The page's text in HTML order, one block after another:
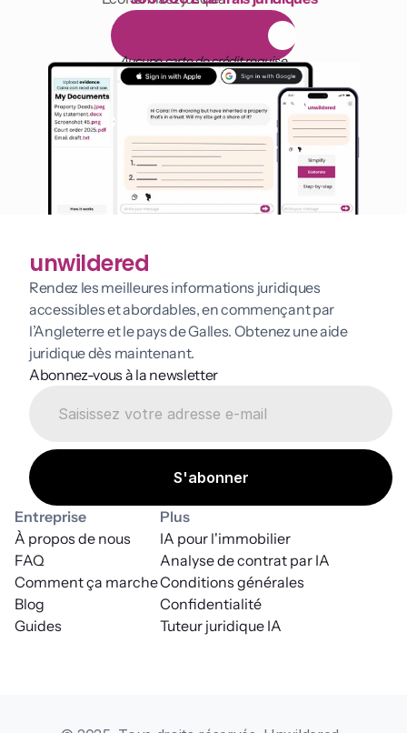
1 000 heures de lecture
E s
Aucune carte de crédit requise
unwildered
Rendez les meilleures informations juridiques
accessibles et abordables, en commençant par
l’Angleterre et le pays de Galles. Obtenez une aide
juridique dès maintenant.
Abonnez-vous à la newsletter
Entreprise
À propos de nous
FAQ
Comment ça marche
Blog
Guides
Plus
Conditions générales
Analyse de contrat par IA
Tuteur juridique IA
Confidentialité
IA pour l'immobilier